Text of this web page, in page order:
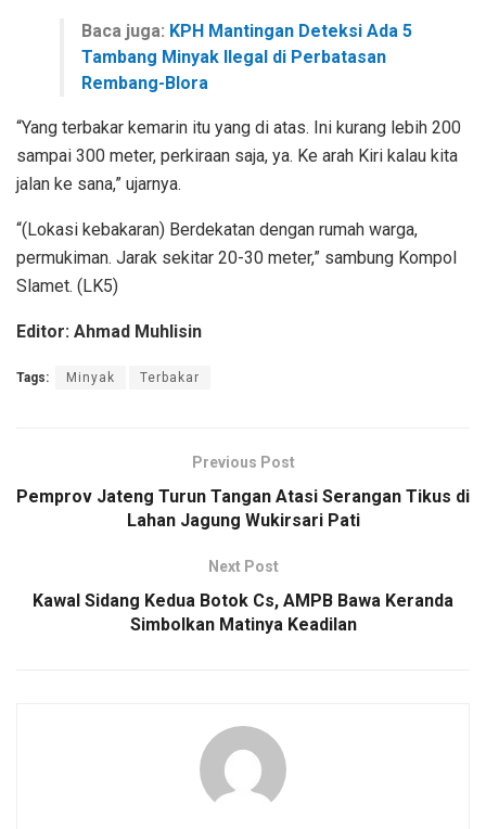
Baca juga: KPH Mantingan Deteksi Ada 5
Tambang Minyak Ilegal di Perbatasan
Rembang-Blora
“Yang terbakar kemarin itu yang di atas. Ini kurang lebih 200
sampai 300 meter, perkiraan saja, ya. Ke arah Kiri kalau kita
jalan ke sana,” ujarnya.
“(Lokasi kebakaran) Berdekatan dengan rumah warga,
permukiman. Jarak sekitar 20-30 meter,” sambung Kompol
Slamet. (LK5)
Editor: Ahmad Muhlisin
Tags: Minyak Terbakar
Previous Post
Pemprov Jateng Turun Tangan Atasi Serangan Tikus di
Lahan Jagung Wukirsari Pati
Next Post
Kawal Sidang Kedua Botok Cs, AMPB Bawa Keranda
Simbolkan Matinya Keadilan